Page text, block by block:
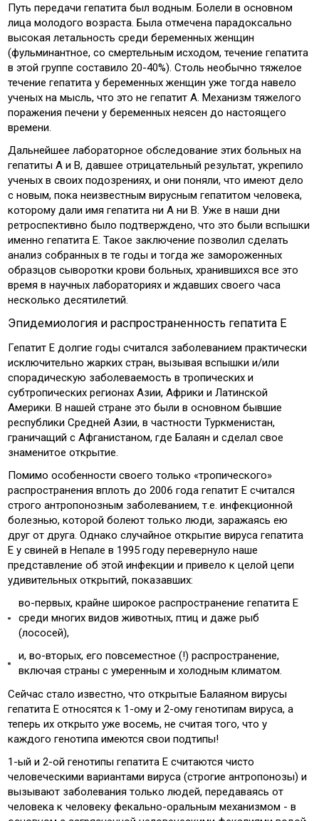
Путь передачи гепатита был водным. Болели в основном
лица молодого возраста. Была отмечена парадоксально
высокая летальность среди беременных женщин
(фульминантное, со смертельным исходом, течение гепатита
в этой группе составило 20-40%). Столь необычно тяжелое
течение гепатита у беременных женщин уже тогда навело
ученых на мысль, что это не гепатит А. Механизм тяжелого
поражения печени у беременных неясен до настоящего
времени.
Дальнейшее лабораторное обследование этих больных на
гепатиты А и В, давшее отрицательный результат, укрепило
ученых в своих подозрениях, и они поняли, что имеют дело
с новым, пока неизвестным вирусным гепатитом человека,
которому дали имя гепатита ни А ни В. Уже в наши дни
ретроспективно было подтверждено, что это были вспышки
именно гепатита Е. Такое заключение позволил сделать
анализ собранных в те годы и тогда же замороженных
образцов сыворотки крови больных, хранившихся все это
время в научных лабораториях и ждавших своего часа
несколько десятилетий.
Эпидемиология и распространенность гепатита Е
Гепатит Е долгие годы считался заболеванием практически
исключительно жарких стран, вызывая вспышки и/или
спорадическую заболеваемость в тропических и
субтропических регионах Азии, Африки и Латинской
Америки. В нашей стране это были в основном бывшие
республики Средней Азии, в частности Туркменистан,
граничащий с Афганистаном, где Балаян и сделал свое
знаменитое открытие.
Помимо особенности своего только «тропического»
распространения вплоть до 2006 года гепатит Е считался
строго антропонозным заболеванием, т.е. инфекционной
болезнью, которой болеют только люди, заражаясь ею
друг от друга. Однако случайное открытие вируса гепатита
Е у свиней в Непале в 1995 году перевернуло наше
представление об этой инфекции и привело к целой цепи
удивительных открытий, показавших:
во-первых, крайне широкое распространение гепатита Е
среди многих видов животных, птиц и даже рыб
(лососей),
и, во-вторых, его повсеместное (!) распространение,
включая страны с умеренным и холодным климатом.
Сейчас стало известно, что открытые Балаяном вирусы
гепатита Е относятся к 1-ому и 2-ому генотипам вируса, а
теперь их открыто уже восемь, не считая того, что у
каждого генотипа имеются свои подтипы!
1-ый и 2-ой генотипы гепатита Е считаются чисто
человеческими вариантами вируса (строгие антропонозы) и
вызывают заболевания только людей, передаваясь от
человека к человеку фекально-оральным механизмом - в